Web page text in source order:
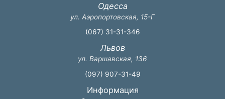
Одесса
ул. Аэропортовская, 15-Г
(067) 31-31-346
Львов
ул. Варшавская, 136
(097) 907-31-49
Информация